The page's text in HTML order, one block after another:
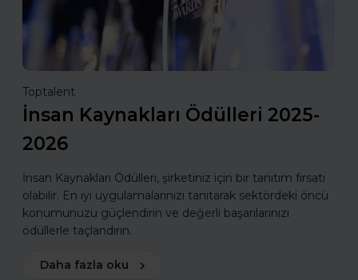
Toptalent
İnsan Kaynakları Ödülleri 2025-
2026
İnsan Kaynakları Ödülleri, şirketiniz için bir tanıtım fırsatı
olabilir. En iyi uygulamalarınızı tanıtarak sektördeki öncü
konumunuzu güçlendirin ve değerli başarılarınızı
ödüllerle taçlandırın.
Daha fazla oku